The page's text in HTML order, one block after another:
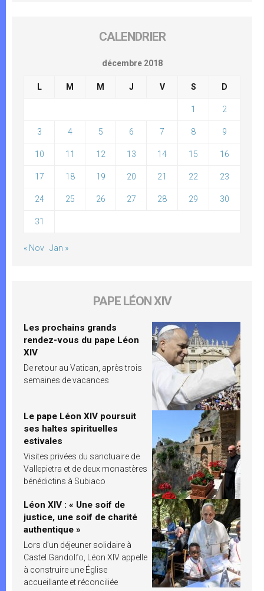
CALENDRIER
décembre 2018
L M M J V S D
1 2
3 4 5 6 7 8 9
10 11 12 13 14 15 16
17 18 19 20 21 22 23
24 25 26 27 28 29 30
31
« Nov Jan »
PAPE LÉON XIV
Les prochains grands
rendez-vous du pape Léon
XIV
De retour au Vatican, après trois
semaines de vacances
Le pape Léon XIV poursuit
ses haltes spirituelles
estivales
Visites privées du sanctuaire de
Vallepietra et de deux monastères
bénédictins à Subiaco
Léon XIV : « Une soif de
justice, une soif de charité
authentique »
Lors d’un déjeuner solidaire à
Castel Gandolfo, Léon XIV appelle
à construire une Église
accueillante et réconciliée